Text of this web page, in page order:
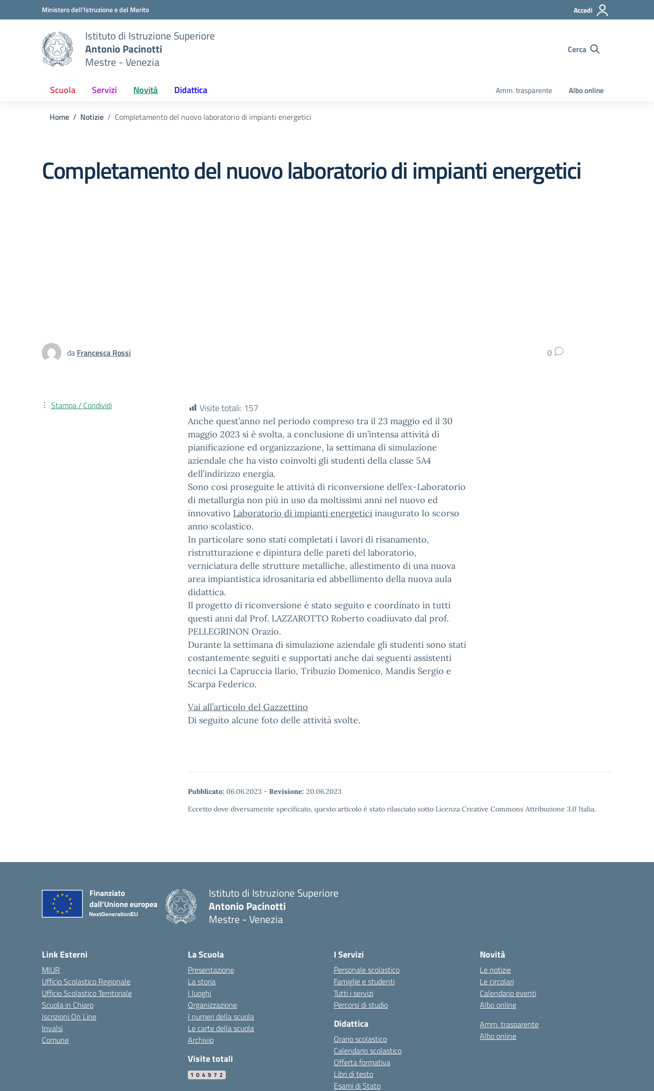
Vai ai contenuti
Vai al menu di navigazioneMinistero dell'Istruzione e del Merito Accedi
Istituto di Istruzione Superiore
Antonio Pacinotti
Mestre - Venezia
Cerca
Scuola Servizi Novità Didattica Amm. trasparente Albo online
Home Notizie Completamento del nuovo laboratorio di impianti energetici
Completamento del nuovo laboratorio di impianti energetici
da Francesca Rossi 0
Visite totali: 157
Anche quest’anno nel periodo compreso tra il 23 maggio ed il 30
maggio 2023 si è svolta, a conclusione di un’intensa attività di
pianificazione ed organizzazione, la settimana di simulazione
aziendale che ha visto coinvolti gli studenti della classe 5A4
dell’indirizzo energia.
Sono così proseguite le attività di riconversione dell’ex-Laboratorio
di metallurgia non più in uso da moltissimi anni nel nuovo ed
innovativo Laboratorio di impianti energetici inaugurato lo scorso
anno scolastico.
In particolare sono stati completati i lavori di risanamento,
ristrutturazione e dipintura delle pareti del laboratorio,
verniciatura delle strutture metalliche, allestimento di una nuova
area impiantistica idrosanitaria ed abbellimento della nuova aula
didattica.
Il progetto di riconversione è stato seguito e coordinato in tutti
questi anni dal Prof. LAZZAROTTO Roberto coadiuvato dal prof.
PELLEGRINON Orazio.
Durante la settimana di simulazione aziendale gli studenti sono stati
costantemente seguiti e supportati anche dai seguenti assistenti
tecnici La Capruccia Ilario, Tribuzio Domenico, Mandis Sergio e
Scarpa Federico.
Vai all’articolo del Gazzettino
Di seguito alcune foto delle attività svolte.
Pubblicato: 06.06.2023 - Revisione: 20.06.2023
Eccetto dove diversamente specificato, questo articolo è stato rilasciato sotto Licenza Creative Commons Attribuzione 3.0 Italia.
Stampa / Condividi
Istituto di Istruzione Superiore
Antonio Pacinotti
Mestre - Venezia
Link Esterni
MIUR
Ufficio Scolastico Regionale
Ufficio Scolastico Territoriale
Scuola in Chiaro
Iscrizioni On Line
Invalsi
Comune
La Scuola
Presentazione
La storia
I luoghi
Organizzazione
I numeri della scuola
Le carte della scuola
Archivio
Visite totali
104972
I Servizi
Personale scolastico
Famiglie e studenti
Tutti i servizi
Percorsi di studio
Didattica
Orario scolastico
Calendario scolastico
Offerta formativa
Libri di testo
Esami di Stato
Novità
Le notizie
Le circolari
Calendario eventi
Albo online
Amm. trasparente
Albo online